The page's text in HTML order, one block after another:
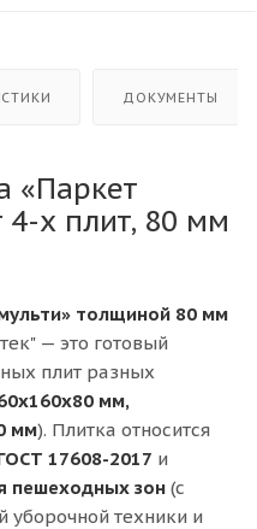
ДОКУМЕНТЫ
«Паркет
4-х плит, 80 мм
толщиной 80 мм
— это готовый
плит разных
мм,
мм). Плитка относится
17608-2017 и
пешеходных зон (с
уборочной техники и